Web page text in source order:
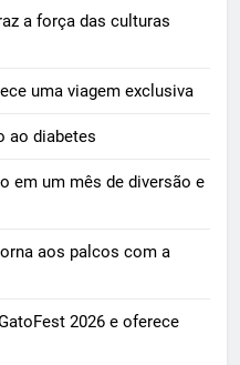
a força das culturas
uma viagem exclusiva
ao diabetes
em um mês de diversão e
aos palcos com a
2026 e oferece